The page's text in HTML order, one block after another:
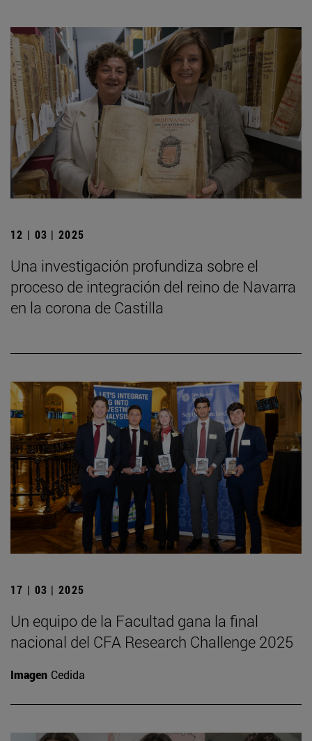
12 | 03 | 2025
Una investigación profundiza sobre el
proceso de integración del reino de Navarra
en la corona de Castilla
17 | 03 | 2025
Un equipo de la Facultad gana la final
nacional del CFA Research Challenge 2025
Imagen Cedida